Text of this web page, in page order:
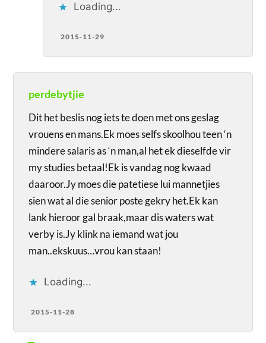
Loading...
2015-11-29
perdebytjie
Dit het beslis nog iets te doen met ons geslag
vrouens en mans.Ek moes selfs skoolhou teen ‘n
mindere salaris as ‘n man,al het ek dieselfde vir
my studies betaal!Ek is vandag nog kwaad
daaroor.Jy moes die patetiese lui mannetjies
sien wat al die senior poste gekry het.Ek kan
lank hieroor gal braak,maar dis waters wat
verby is.Jy klink na iemand wat jou
man..ekskuus…vrou kan staan!
Loading...
2015-11-28